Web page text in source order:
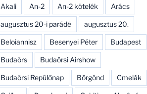
Akali An-2 An-2 kötelék Arács
augusztus 20-i parádé augusztus 20.
Beloiannisz Besenyei Péter Budapest
Budaörs Budaörsi Airshow
Budaörsi Repülőnap Börgönd Cmelák